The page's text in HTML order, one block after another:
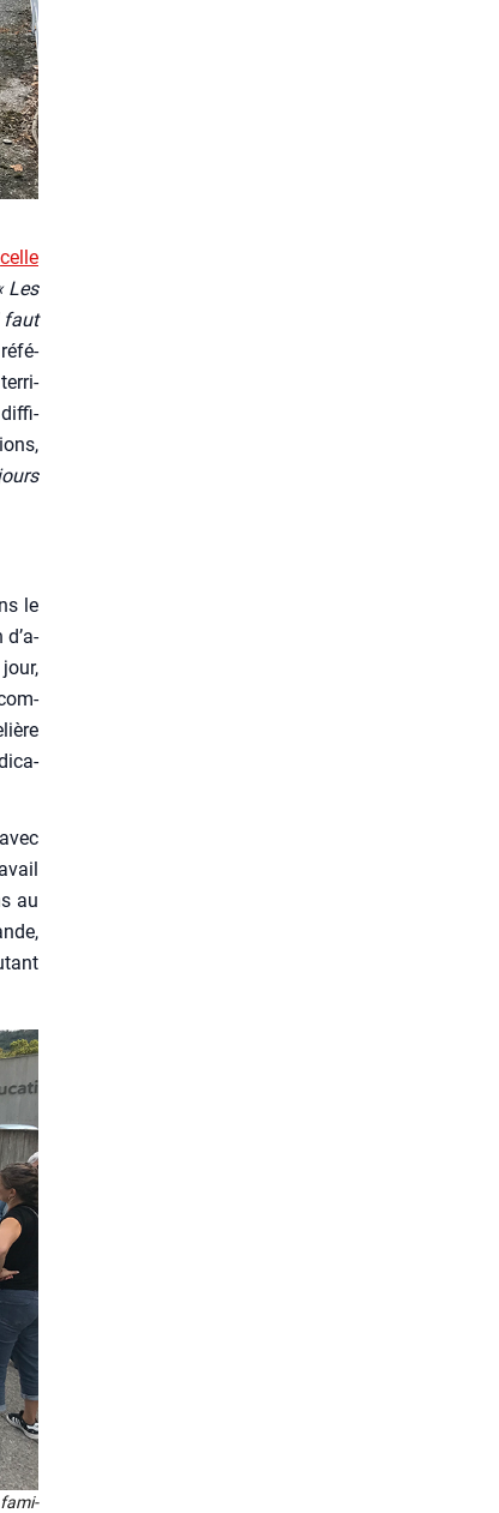
celle
Les
faut
ter­ri­
dif­fi­
le
d’a­
au
fami­